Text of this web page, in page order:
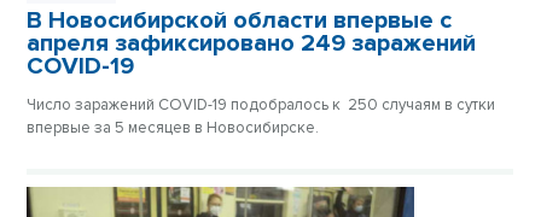
В Новосибирской области впервые с
апреля зафиксировано 249 заражений
COVID-19
Число заражений COVID-19 подобралось к 250 случаям в сутки
впервые за 5 месяцев в Новосибирске.